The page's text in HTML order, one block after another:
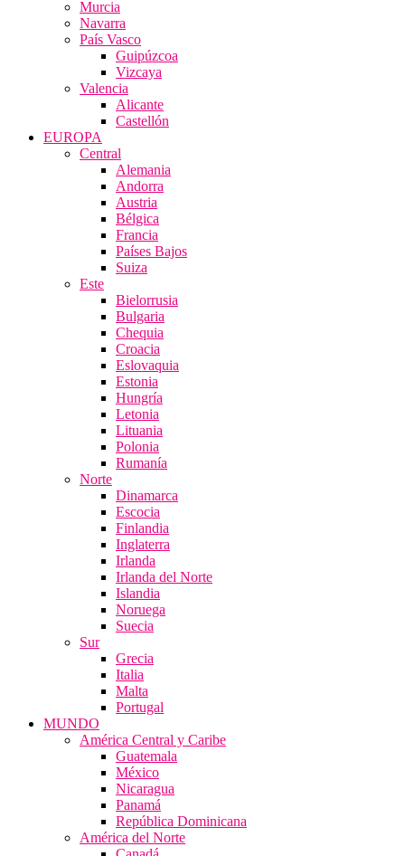
Murcia
Navarra
País Vasco
Guipúzcoa
Vizcaya
Valencia
Alicante
Castellón
EUROPA
Central
Alemania
Andorra
Austria
Bélgica
Francia
Países Bajos
Suiza
Este
Bielorrusia
Bulgaria
Chequia
Croacia
Eslovaquia
Estonia
Hungría
Letonia
Lituania
Polonia
Rumanía
Norte
Dinamarca
Escocia
Finlandia
Inglaterra
Irlanda
Irlanda del Norte
Islandia
Noruega
Suecia
Sur
Grecia
Italia
Malta
Portugal
MUNDO
América Central y Caribe
Guatemala
México
Nicaragua
Panamá
República Dominicana
América del Norte